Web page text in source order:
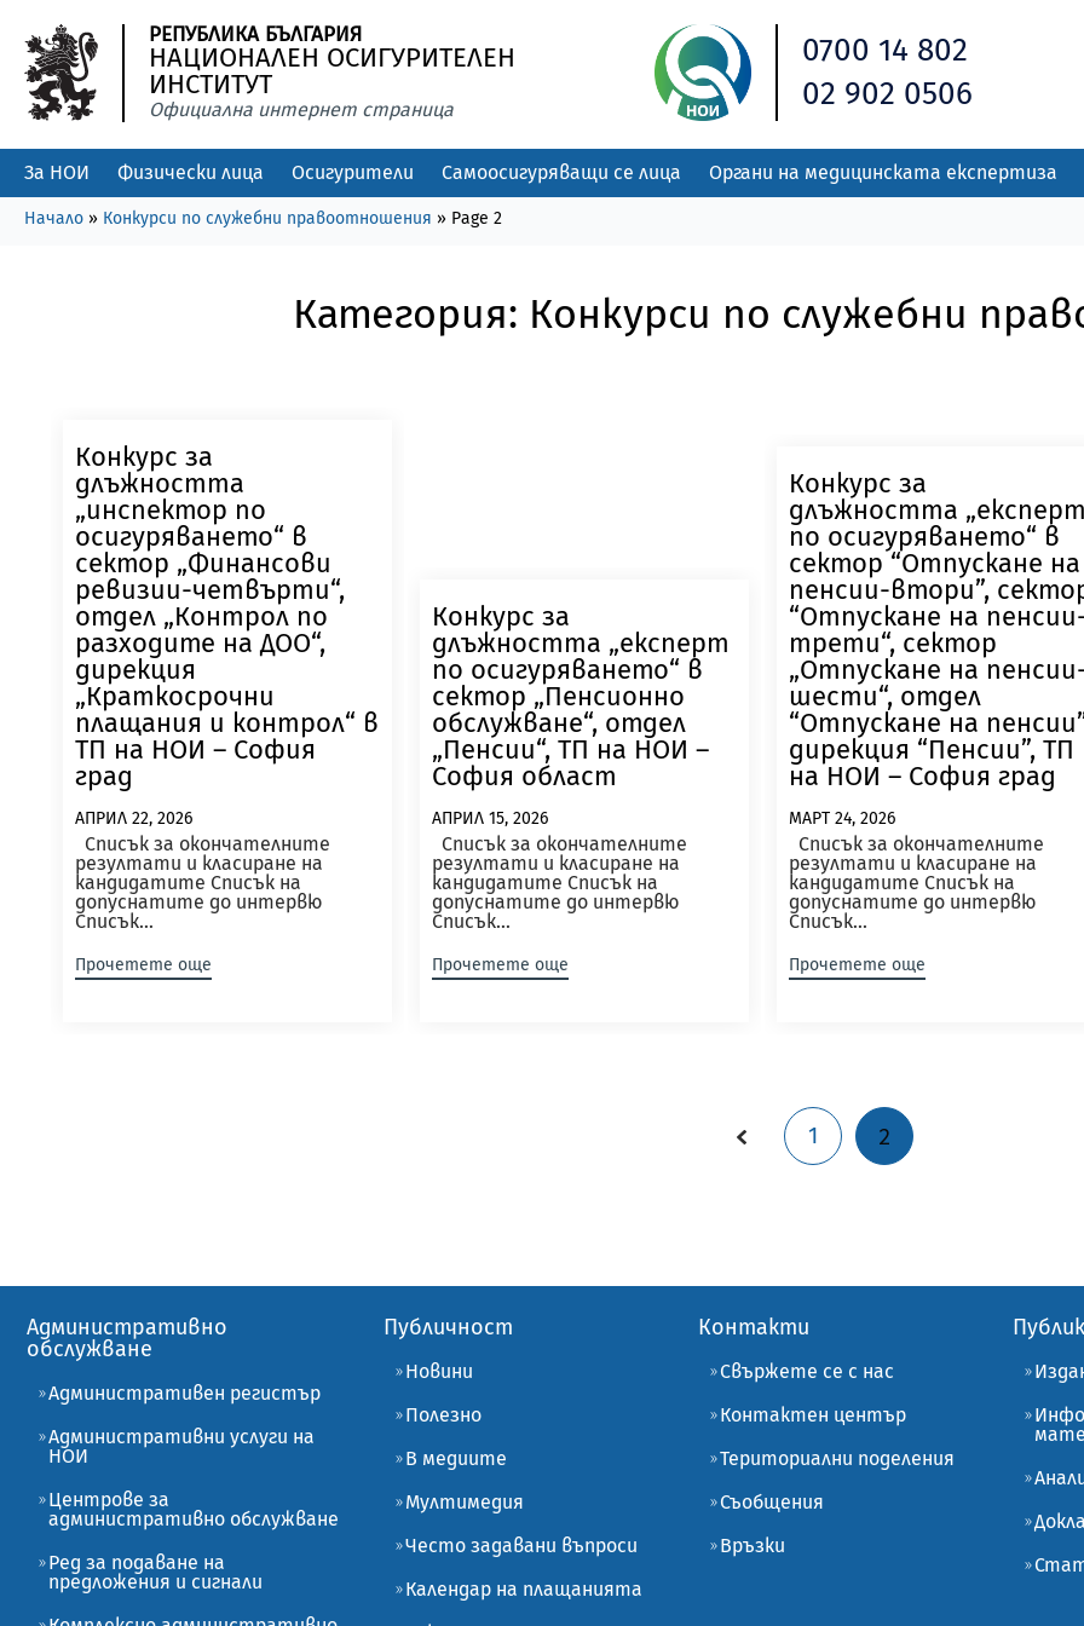
РЕПУБЛИКА БЪЛГАРИЯ
НАЦИОНАЛЕН ОСИГУРИТЕЛЕН
ИНСТИТУТ
Официална интернет страница
0700 14 802
02 902 0506
За НОИ Физически лица Осигурители Самоосигуряващи се лица Органи на медицинската експертиза
Начало » Конкурси по служебни правоотношения » Page 2
Категория: Конкурси по служебни
Конкурс за
длъжността
„инспектор по
осигуряването“ в
сектор „Финансови
ревизии-четвърти“,
отдел „Контрол по
разходите на ДОО“,
дирекция
„Краткосрочни
плащания и контрол“ в
ТП на НОИ – София
град
АПРИЛ 22, 2026
Списък за окончателните
резултати и класиране на
кандидатите Списък на
допуснатите до интервю
Списък...
Прочетете още
Конкурс за
длъжността „експерт
по осигуряването“ в
сектор „Пенсионно
обслужване“, отдел
„Пенсии“, ТП на НОИ –
София област
АПРИЛ 15, 2026
Списък за окончателните
резултати и класиране на
кандидатите Списък на
допуснатите до интервю
Списък...
Прочетете още
Конкурс за
длъжността „експерт
по осигуряването“ в
сектор “Отпускане на
пенсии-втори”,
“Отпускане на
трети“, сектор
„Отпускане на
шести“, отдел
“Отпускане на
дирекция “Пенсии”, ТП
на НОИ – София град
МАРТ 24, 2026
Списък за окончателните
резултати и класиране на
кандидатите Списък на
допуснатите до интервю
Списък...
Прочетете още
1 2
Административно
обслужване
Административен регистър
Административни услуги на
НОИ
Центрове за
административно обслужване
Ред за подаване на
предложения и сигнали
Публичност
Новини
Полезно
В медиите
Мултимедия
Често задавани въпроси
Календар на плащанията
Контакти
Свържете се с нас
Контактен център
Териториални поделения
Съобщения
Връзки